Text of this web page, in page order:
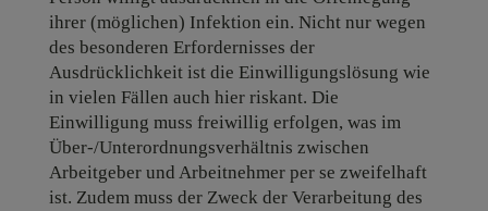
ihrer (möglichen) Infektion ein. Nicht nur wegen
des besonderen Erfordernisses der
Ausdrücklichkeit ist die Einwilligungslösung wie
in vielen Fällen auch hier riskant. Die
Einwilligung muss freiwillig erfolgen, was im
Über-/Unterordnungsverhältnis zwischen
Arbeitgeber und Arbeitnehmer per se zweifelhaft
ist. Zudem muss der Zweck der Verarbeitung des